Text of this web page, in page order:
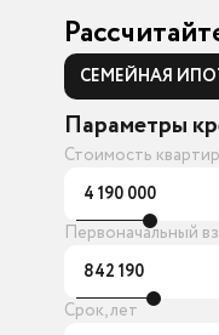
СЕМЕЙНАЯ
Параметры
Стоимость
4 190 000
Первоначальный
842 190
Срок, лет